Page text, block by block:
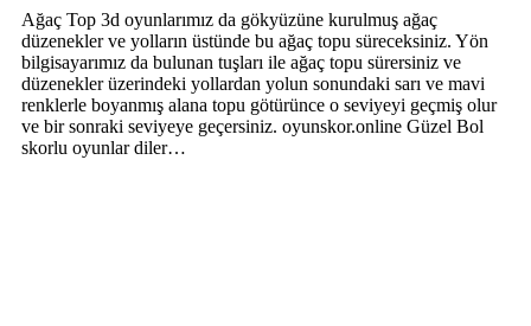
Ağaç Top 3d oyunlarımız da gökyüzüne kurulmuş ağaç
düzenekler ve yolların üstünde bu ağaç topu süreceksiniz. Yön
bilgisayarımız da bulunan tuşları ile ağaç topu sürersiniz ve
düzenekler üzerindeki yollardan yolun sonundaki sarı ve mavi
renklerle boyanmış alana topu götürünce o seviyeyi geçmiş olur
ve bir sonraki seviyeye geçersiniz. oyunskor.online Güzel Bol
skorlu oyunlar diler…